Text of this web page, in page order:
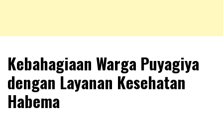
NKRIPOST
Kebahagiaan Warga Puyagiya
dengan Layanan Kesehatan
Habema